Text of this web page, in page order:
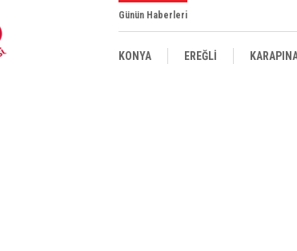
Günün Haberleri
KONYA EREĞLİ